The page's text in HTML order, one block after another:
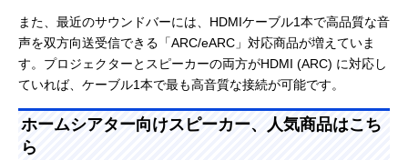
また、最近のサウンドバーには、HDMIケーブル1本で高品質な音
声を双方向送受信できる「ARC/eARC」対応商品が増えていま
す。プロジェクターとスピーカーの両方がHDMI (ARC) に対応し
ていれば、ケーブル1本で最も高音質な接続が可能です。
ホームシアター向けスピーカー、人気商品はこち
ら